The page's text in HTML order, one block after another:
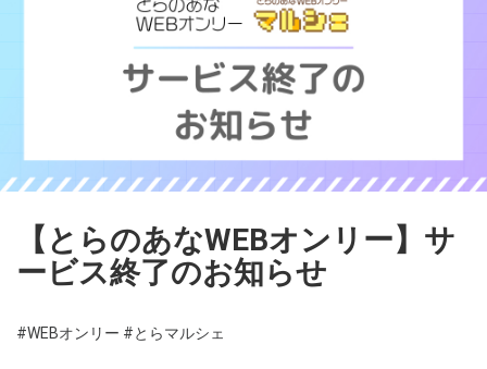
【とらのあなWEBオンリー】サ
ービス終了のお知らせ
#WEBオンリー #とらマルシェ